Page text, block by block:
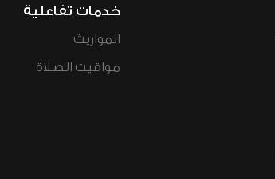
خدمات تفاعلية
المواريث
مواقيت الصلاة